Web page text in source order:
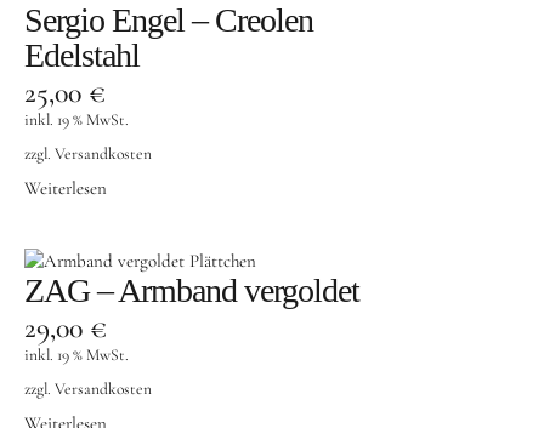
Sergio Engel – Creolen
Edelstahl
25,00 €
inkl. 19 % MwSt.
zzgl. Versandkosten
Weiterlesen
ZAG – Armband vergoldet
29,00 €
inkl. 19 % MwSt.
zzgl. Versandkosten
Weiterlesen